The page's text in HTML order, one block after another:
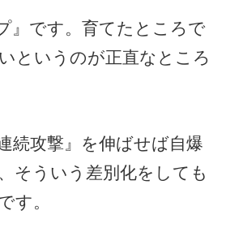
』です。育てたところで
というのが正直なところ
続攻撃』を伸ばせば自爆
そういう差別化をしても
す。